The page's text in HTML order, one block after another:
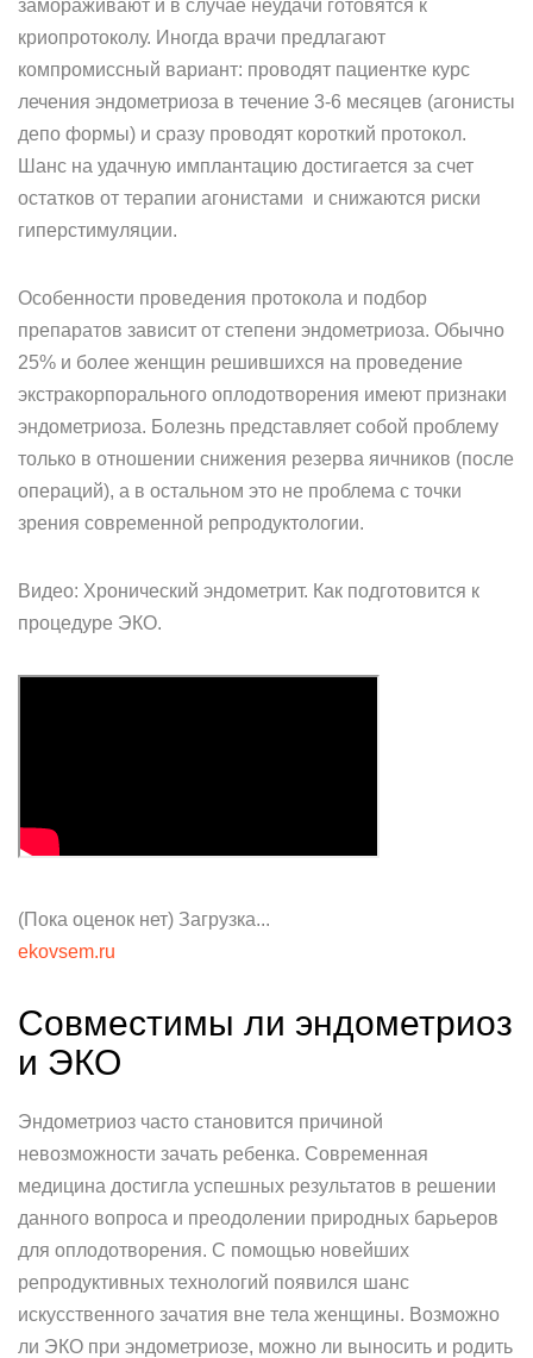
замораживают и в случае неудачи готовятся к
криопротоколу. Иногда врачи предлагают
компромиссный вариант: проводят пациентке курс
лечения эндометриоза в течение 3-6 месяцев (агонисты
депо формы) и сразу проводят короткий протокол.
Шанс на удачную имплантацию достигается за счет
остатков от терапии агонистами и снижаются риски
гиперстимуляции.
Особенности проведения протокола и подбор
препаратов зависит от степени эндометриоза. Обычно
25% и более женщин решившихся на проведение
экстракорпорального оплодотворения имеют признаки
эндометриоза. Болезнь представляет собой проблему
только в отношении снижения резерва яичников (после
операций), а в остальном это не проблема с точки
зрения современной репродуктологии.
Видео: Хронический эндометрит. Как подготовится к
процедуре ЭКО.
(Пока оценок нет) Загрузка...
ekovsem.ru
Совместимы ли эндометриоз
и ЭКО
Эндометриоз часто становится причиной
невозможности зачать ребенка. Современная
медицина достигла успешных результатов в решении
данного вопроса и преодолении природных барьеров
для оплодотворения. С помощью новейших
репродуктивных технологий появился шанс
искусственного зачатия вне тела женщины. Возможно
ли ЭКО при эндометриозе, можно ли выносить и родить